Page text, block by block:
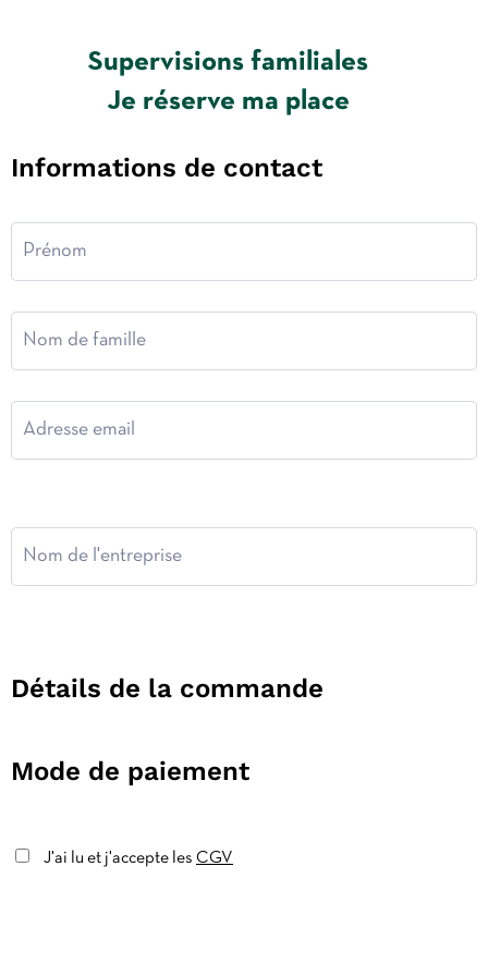
Supervisions familiales
Je réserve ma place
Informations de contact
Détails de la commande
Mode de paiement
J'ai lu et j'accepte les CGV